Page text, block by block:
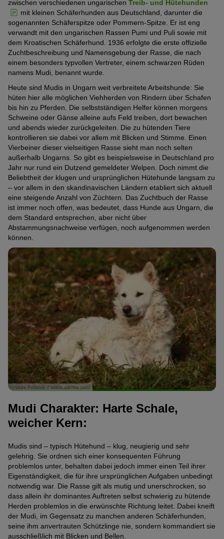
zwischen verschiedenen ungarischen Treib- und Hütehunden
mit kleinen Schäferhunden aus Deutschland, darunter die
sogenannten Schäferspitze oder Pommern-Spitze. Er ist eng
verwandt mit den ungarischen Rassen Pumi und Puli sowie mit
dem Kroatischen Schäferhund. 1936 erfolgte die erste offizielle
Zuchtbeschreibung und Namensgebung der Rasse, die nach
einem besonders typvollen Vertreter, einem schwarzen Rüden
namens Mudi, benannt wurde.
Heute sind Mudis in Ungarn weit verbreitete Arbeitshunde: Sie
hüten hier alle möglichen Viehherden von Rindern über Schafen
bis hin zu Pferden. Die selbstständigen Helfer können morgens
Schweine oder Gänse alleine aufs Feld treiben, dort bewachen
und abends wieder zurückgeleiten. Die zu hütenden Tiere
kontrollieren sie dabei vor allem mit Blicken und Stimme. Einen
Vierbeiner dieser vielseitigen Rasse sieht man noch selten
außerhalb Ungarns. So gibt es beispielsweise in Deutschland pro
Jahr nur rund ein Dutzend gemeldeter Welpen. Doch nimmt die
Beliebtheit der klugen und ursprünglichen Hütehunde langsam zu
– vor allem in den skandinavischen Ländern etabliert sich aktuell
eine steigende Anzahl von Züchtern. Das Zuchtbuch der Rasse
ist immer noch offen, was bedeutet, dass Hunde aus Ungarn, die
dem Standard entsprechen, aber nicht über
Abstammungsnachweise verfügen, noch aufgenommen werden
können.
© Uros Petrovic / stock.adobe.com
Mudi Charakter: Harte Schale,
weicher Kern:
Mudis sind – typisch Hütehund – klug, neugierig und sehr
gelehrig. Sie ordnen sich einer konsequenten Führung
problemlos unter, behalten dabei jedoch immer einen Teil ihrer
Eigenständigkeit, die für ihre ursprünglichen Aufgaben unbedingt
notwendig war. Die Rasse gilt als mutig und unerschrocken, so
dass allein ihr dominantes Auftreten selbst schwierig zu hütende
Herden problemlos in die erwünschte Richtung leitet. Dabei kneift
der Mudi, im Gegensatz zu manchen anderen Schäferhunden,
seine ihm anvertrauten Schützlinge nie, sondern kommandiert sie
ausschließlich mit Blicken und Bellen.